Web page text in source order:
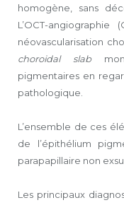
homogène, sans
L’OCT-angiographie
néovascularisation
choroidal slab
pigmentaires en
pathologique.
L’ensemble de ces
de l’épithélium
parapapillaire non
Les principaux